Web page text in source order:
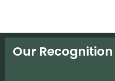
Our Recognition